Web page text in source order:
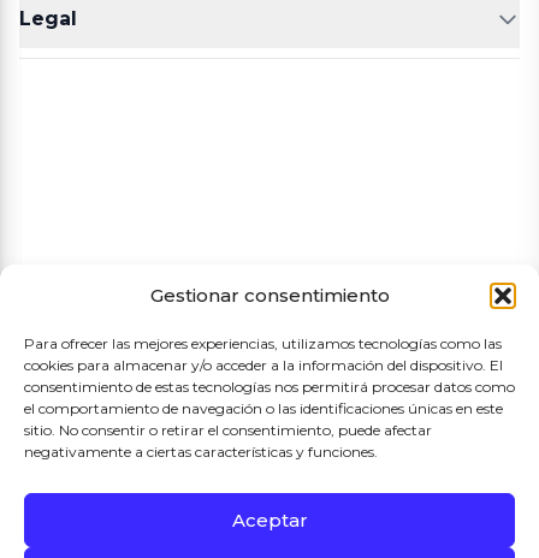
Gestionar consentimiento
Para ofrecer las mejores experiencias, utilizamos tecnologías como las
cookies para almacenar y/o acceder a la información del dispositivo. El
consentimiento de estas tecnologías nos permitirá procesar datos como
el comportamiento de navegación o las identificaciones únicas en este
sitio. No consentir o retirar el consentimiento, puede afectar
negativamente a ciertas características y funciones.
Aceptar
POLLERÍA
CHARCUTERIA
Legal
Aviso legal